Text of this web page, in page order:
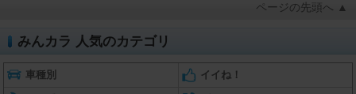
ページの先頭へ ▲
みんカラ 人気のカテゴリ
車種別 イイね！